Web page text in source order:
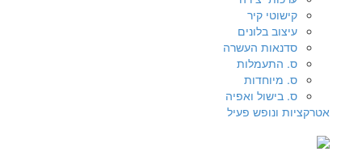
קישוטי קיר
עיצוב בלונים
סדנאות העשרה
ס. התעמלות
ס. מיוחדות
ס. בישול ואפיה
אטרקציות ונופש פעיל